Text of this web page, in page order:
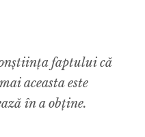
faptului că
aceasta este
în a obține.